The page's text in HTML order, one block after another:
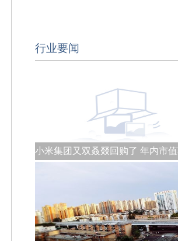
行业要闻